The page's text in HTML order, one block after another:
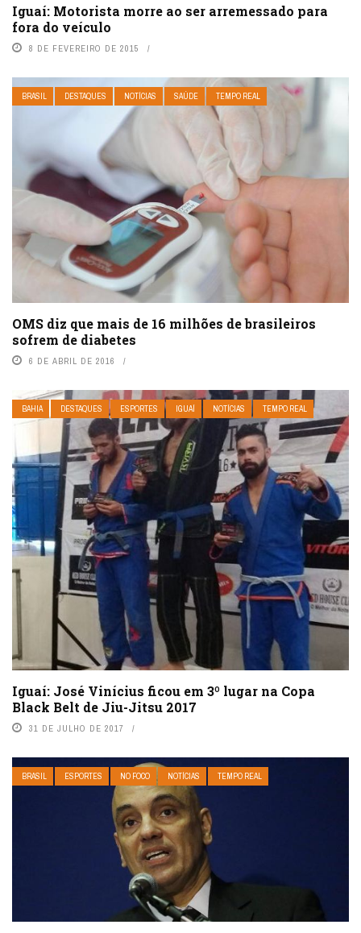
Iguaí: Motorista morre ao ser arremessado para
fora do veículo
8 DE FEVEREIRO DE 2015
BRASIL DESTAQUES NOTÍCIAS SAÚDE TEMPO REAL
OMS diz que mais de 16 milhões de brasileiros
sofrem de diabetes
6 DE ABRIL DE 2016
BAHIA DESTAQUES ESPORTES IGUAÍ NOTÍCIAS TEMPO REAL
Iguaí: José Vinícius ficou em 3º lugar na Copa
Black Belt de Jiu-Jitsu 2017
31 DE JULHO DE 2017
BRASIL ESPORTES NO FOCO NOTÍCIAS TEMPO REAL